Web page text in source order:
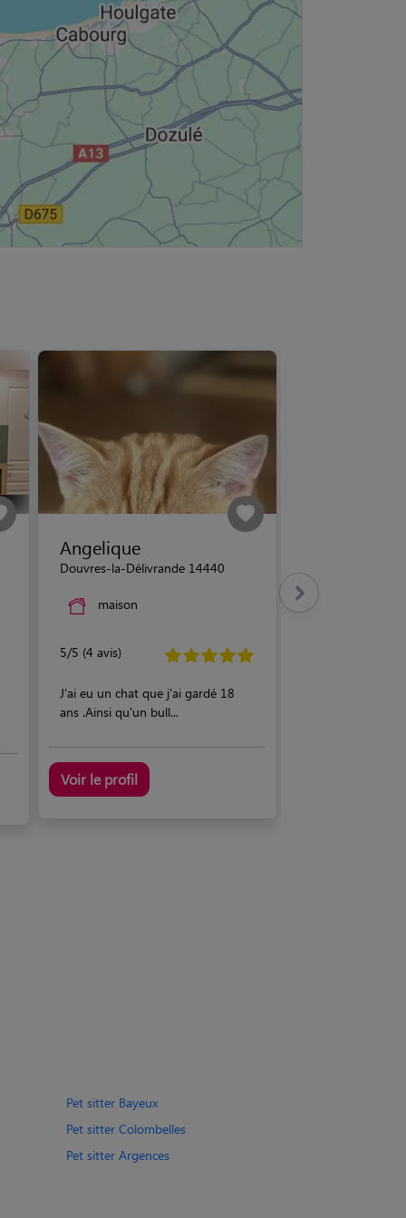
Angelique
Douvres-la-Délivrande 14440
maison
5/5 (4 avis)
J'ai eu un chat que j'ai gardé 18
ans .Ainsi qu'un bull...
Voir le profil
Pet sitter Bayeux
Pet sitter Colombelles
Pet sitter Argences